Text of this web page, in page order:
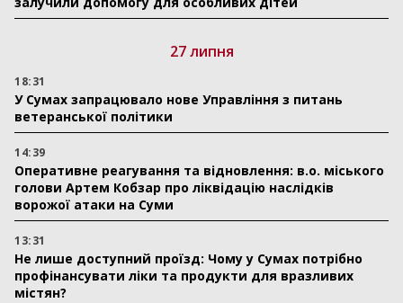
27 липня
18:31
У Сумах запрацювало нове Управління з питань
ветеранської політики
14:39
Оперативне реагування та відновлення: в.о. міського
голови Артем Кобзар про ліквідацію наслідків
ворожої атаки на Суми
13:31
Не лише доступний проїзд: Чому у Сумах потрібно
профінансувати ліки та продукти для вразливих
містян?